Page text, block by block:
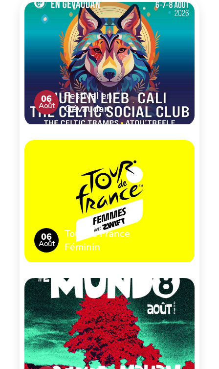
06
Août
Festival en
Gévaudan
06
Août
Tour de France
Féminin